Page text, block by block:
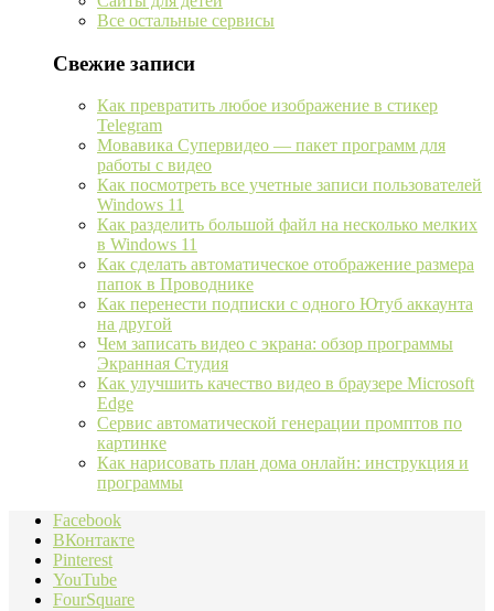
Все остальные сервисы
Свежие записи
Как превратить любое изображение в стикер
Telegram
Мовавика Супервидео — пакет программ для
работы с видео
Как посмотреть все учетные записи пользователей
Windows 11
Как разделить большой файл на несколько мелких
в Windows 11
Как сделать автоматическое отображение размера
папок в Проводнике
Как перенести подписки с одного Ютуб аккаунта
на другой
Чем записать видео с экрана: обзор программы
Экранная Студия
Как улучшить качество видео в браузере Microsoft
Edge
Сервис автоматической генерации промптов по
картинке
Как нарисовать план дома онлайн: инструкция и
программы
Facebook
ВКонтакте
Pinterest
YouTube
FourSquare